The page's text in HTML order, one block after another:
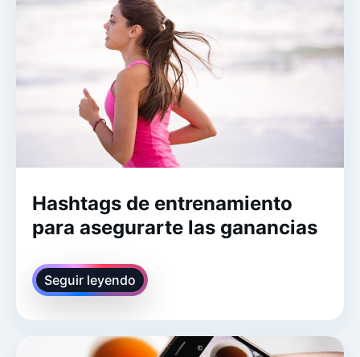
Hashtags de entrenamiento
para asegurarte las ganancias
Seguir leyendo